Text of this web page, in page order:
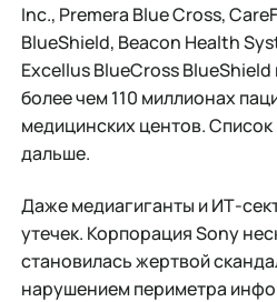
Inc., Premera Blue Cross,
BlueShield, Beacon Health
Excellus BlueCross
более чем 110 миллионах
медицинских центов.
дальше.
Даже медиагиганты и ИТ-
утечек. Корпорация Sony
становилась жертвой
нарушением периметра